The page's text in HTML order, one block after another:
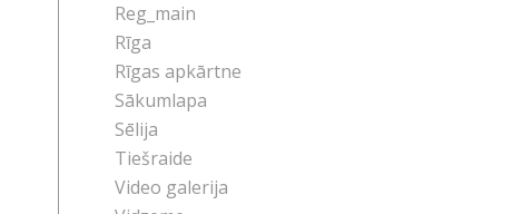
Reg_main
Rīga
Rīgas apkārtne
Sākumlapa
Sēlija
Tiešraide
Video galerija